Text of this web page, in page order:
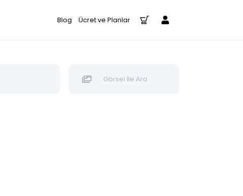
Blog Ücret ve Planlar
Görsel İle Ara